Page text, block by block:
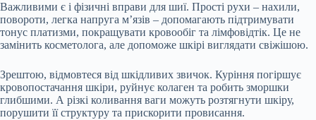
Важливими є і фізичні вправи для шиї. Прості рухи – нахили,
повороти, легка напруга м’язів – допомагають підтримувати
тонус платизми, покращувати кровообіг та лімфовідтік. Це не
замінить косметолога, але допоможе шкірі виглядати свіжішою.
Зрештою, відмовтеся від шкідливих звичок. Куріння погіршує
кровопостачання шкіри, руйнує колаген та робить зморшки
глибшими. А різкі коливання ваги можуть розтягнути шкіру,
порушити її структуру та прискорити провисання.